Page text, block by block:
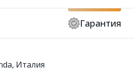
Гарантия
Италия